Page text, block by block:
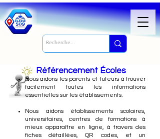
Référencement Écoles
Nousaidons les parents et tuteurs à trouver
facilement toutes les informations
essentielles sur les établissements.
Nous aidons établissements scolaires,
universitaires, centres de formations à
mieux apparaître en ligne, à travers des
fiches détaillées, QR codes, et un